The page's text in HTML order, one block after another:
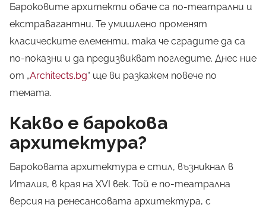
Бароковите архитекти обаче са по-театрални и
екстравагантни. Те умишлено променят
класическите елементи, така че сградите да са
по-показни и да предизвикват погледите. Днес ние
от „Architects.bg“ ще ви разкажем повече по
темата.
Какво е барокова
архитектура?
Бароковата архитектура е стил, възникнал в
Италия, в края на XVI век. Той е по-театрална
версия на ренесансовата архитектура, с